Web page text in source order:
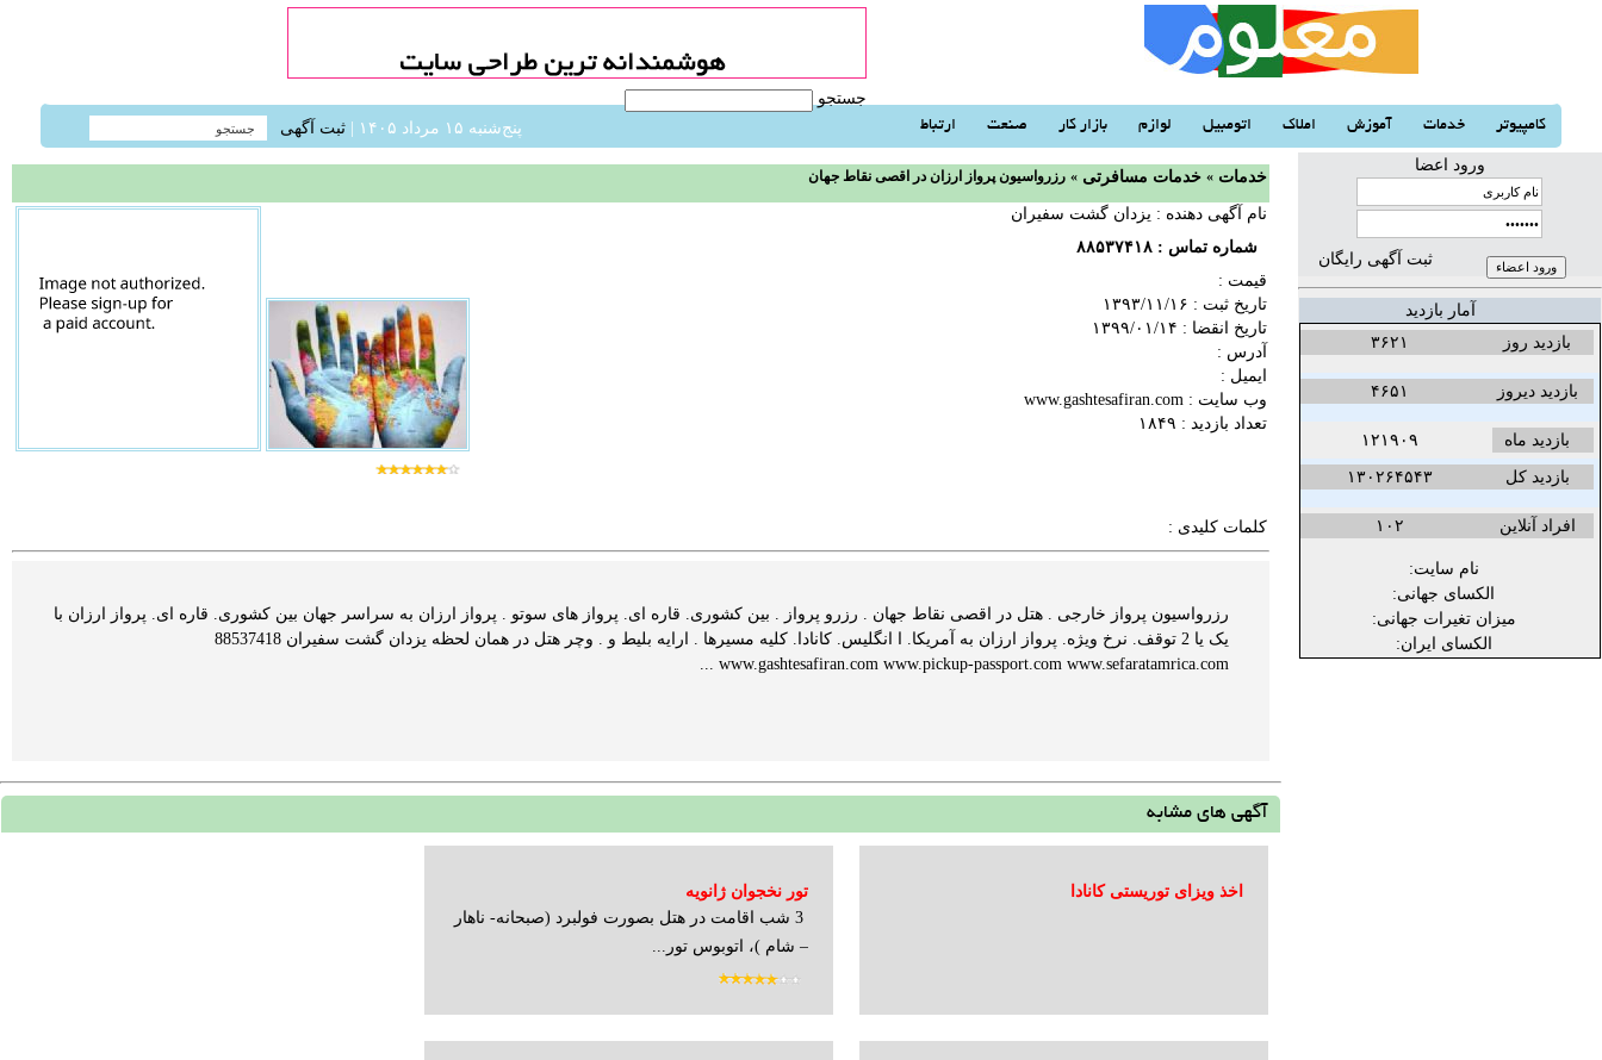
پنج‌شنبه ۱۵ مرداد ۱۴۰۵ | ثبت آگهی
جستجو
کامپیوتر خدمات آموزش املاک اتومبیل لوازم بازار کار صنعت ارتباط
خدمات « خدمات مسافرتی « رزرواسیون پرواز ارزان در اقصی نقاط جهان
نام آگهی دهنده : یزدان گشت سفیران
شماره تماس : ۸۸۵۳۷۴۱۸
قیمت :
تاریخ ثبت : ۱۳۹۳/۱۱/۱۶‬
تاریخ انقضا : ۱۳۹۹/۰۱/۱۴‬
آدرس :
ایمیل :
وب سایت : www.gashtesafiran.com
تعداد بازدید : ۱۸۴۹
کلمات کلیدی :
رزرواسیون پرواز خارجی . هتل در اقصی نقاط جهان . رزرو پرواز . بین کشوری. قاره ای. پرواز های سوتو . پرواز ارزان به سراسر جهان بین کشوری. قاره ای. پرواز ارزان با
یک یا 2 توقف. نرخ ویژه. پرواز ارزان به آمریکا. ا انگلیس. کانادا. کلیه مسیرها . ارایه بلیط و . وچر هتل در همان لحظه یزدان گشت سفیران 88537418
www.gashtesafiran.com www.pickup-passport.com www.sefaratamrica.com ...
آگهی های مشابه
اخذ ویزای توریستی کانادا
تور نخجوان ژانویه
3 شب اقامت در هتل بصورت فولبرد (صبحانه- ناهار
– شام )، اتوبوس تور...
ورود اعضا
ثبت آگهی رایگان
آمار بازدید
بازدید روز
۳۶۲۱
بازدید دیروز ۴۶۵۱
بازدید ماه ۱۲۱۹۰۹
بازدید کل ۱۳۰۲۶۴۵۴۳
افراد آنلاین ۱۰۲
نام سایت:
الکسای جهانی:
میزان تغیرات جهانی:
الکسای ایران: